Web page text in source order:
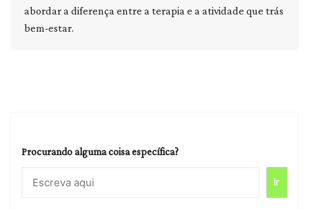
abordar a diferença entre a terapia e a atividade que trás
bem-estar.
Procurando alguma coisa específica?
Ir